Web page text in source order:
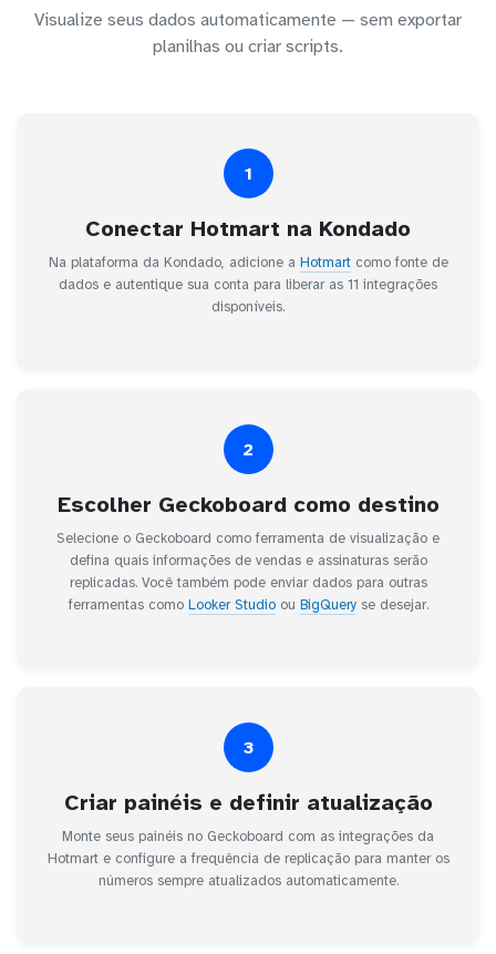
Visualize seus dados automaticamente — sem exportar
planilhas ou criar scripts.
1
Conectar Hotmart na Kondado
Na plataforma da Kondado, adicione a Hotmartcomo fonte de
dados e autentique sua conta para liberar as 11 integrações
disponíveis.
2
Escolher Geckoboard como destino
Selecione o Geckoboard como ferramenta de visualização e
defina quais informações de vendas e assinaturas serão
replicadas. Você também pode enviar dados para outras
ferramentas como Looker Studioou BigQueryse desejar.
3
Criar painéis e definir atualização
Monte seus painéis no Geckoboard com as integrações da
Hotmart e configure a frequência de replicação para manter os
números sempre atualizados automaticamente.